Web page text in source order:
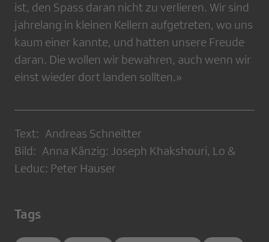
ist, den Spass daran nicht zu verlieren. Wir sind
jahrelang in kleinen Kellern aufgetreten, wo uns
kaum einer kannte, und hatten unsere Freude
daran. Die wollen wir bewahren, auch wenn wir
einst wieder dort landen sollten.»
Text: Andreas Schneitter
Bild: Anna Känzig: Joseph Khakshouri, Lo &
Leduc: Peter Hauser
Tags